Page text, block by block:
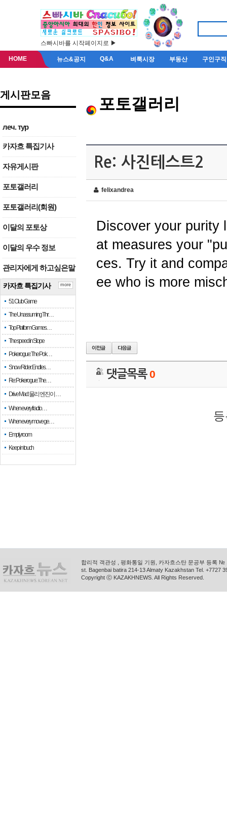
스빠시바를 시작페이지로 ▶
HOME 뉴스&공지 Q&A 벼룩시장 부동산 구인구직
게시판모음
леч. тур
카자흐 특집기사
자유게시판
포토갤러리
포토갤러리(회원)
이달의 포토상
이달의 우수 정보
관리자에게 하고싶은말
카자흐 특집기사
51 Club Game
The Unassuming Thr…
Top Platform Games…
The speed in Slope
Pokerogue: The Pok…
Snow Rider: Endles…
Re: Pokerogue: The…
Drive Mad: 물리 엔진이 …
When every fractio…
When every move ge…
Empty room
Keep in touch
more
포토갤러리
Re: 사진테스트2
felixandrea
Discover your purity
at measures your
ces. Try it and
ee who is more
댓글목록0
합리적 객관성 , 평화통일 기원, 카자흐스탄 문공부 등록
st. Bagenbai batira 214-13 Almaty Kazakhstan Tel. +7727
Copyright ⓒ KAZAKHNEWS. All Rights Reserved.